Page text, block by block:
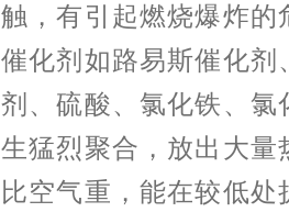
触，有引起燃烧爆炸的
催化剂如路易斯催化剂
剂、硫酸、氯化铁、氯
生猛烈聚合，放出大量
比空气重，能在较低处